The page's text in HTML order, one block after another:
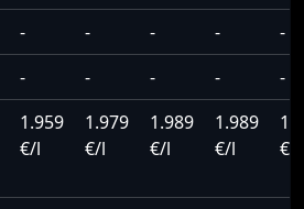
- - - -
-
- - - - -
1.959
€/l
1.979
€/l
1.989
€/l
1.989
€/l
€/l